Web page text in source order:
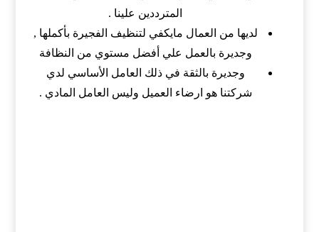
المترددين علينا .
لديها من العمال مايكفي لتنظيف الفجيرة بأكملها ,
وجديرة بالعمل علي أفضل مستوي من النظافة
وجديرة بالثقة في ذلك العامل الأساسي لدي
شركتنا هو ارضاء العميل وليس العامل المادي .